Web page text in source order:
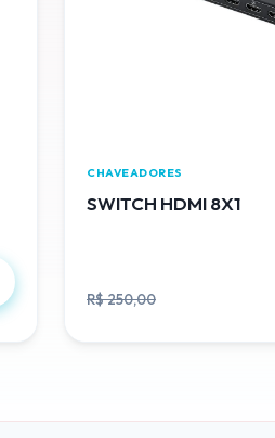
CHAVEADORES
SWITCH HDMI 8X1
R$ 250,00